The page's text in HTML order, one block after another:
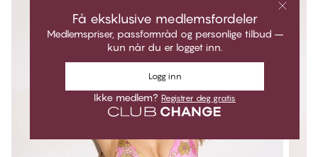
Få eksklusive medlemsfordeler
Medlemspriser, passformråd og personlige tilbud –
kun når du er logget inn.
Logg inn
Ikke medlem? Registrer deg gratis